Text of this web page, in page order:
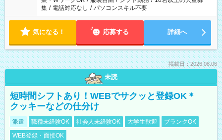
集 / 電話対応なし / パソコンスキル不要
気になる！ 応募する 詳細へ
掲載日：2026.08.06
未読
短時間シフトあり！WEBでサクッと登録OK＊
クッキーなどの仕分け
派遣 職種未経験OK 社会人未経験OK 大学生歓迎
ブランクOK
WEB登録・面接OK